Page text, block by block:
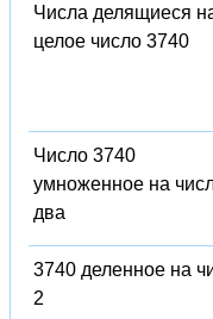
Числа делящиеся
целое число 3740
Число 3740
умноженное на
два
3740 деленное на
2